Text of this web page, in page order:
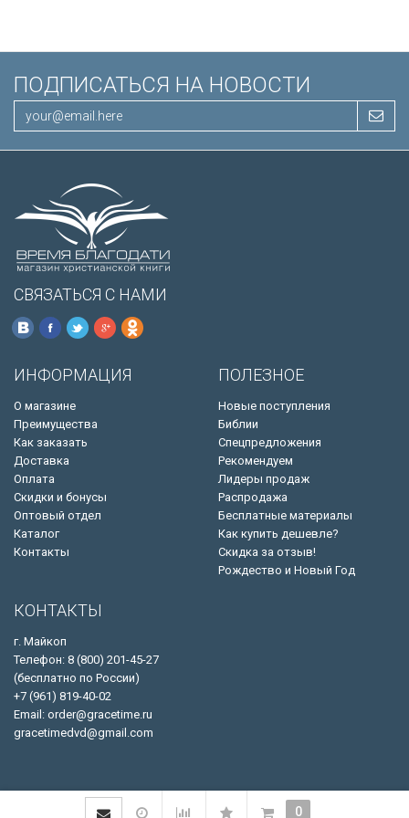
ПОДПИСАТЬСЯ НА НОВОСТИ
СВЯЗАТЬСЯ С НАМИ
ИНФОРМАЦИЯ
О магазине
Преимущества
Как заказать
Доставка
Оплата
Скидки и бонусы
Оптовый отдел
Каталог
Контакты
ПОЛЕЗНОЕ
Новые поступления
Библии
Спецпредложения
Рекомендуем
Лидеры продаж
Распродажа
Бесплатные материалы
Как купить дешевле?
Скидка за отзыв!
Рождество и Новый Год
КОНТАКТЫ
г. Майкоп
Телефон: 8 (800) 201-45-27
(бесплатно по России)
+7 (961) 819-40-02
Email: order@gracetime.ru
gracetimedvd@gmail.com
0